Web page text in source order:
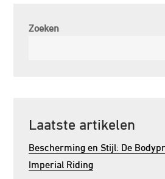
Zoeken
Laatste artikelen
Bescherming en Stijl: De
Imperial Riding